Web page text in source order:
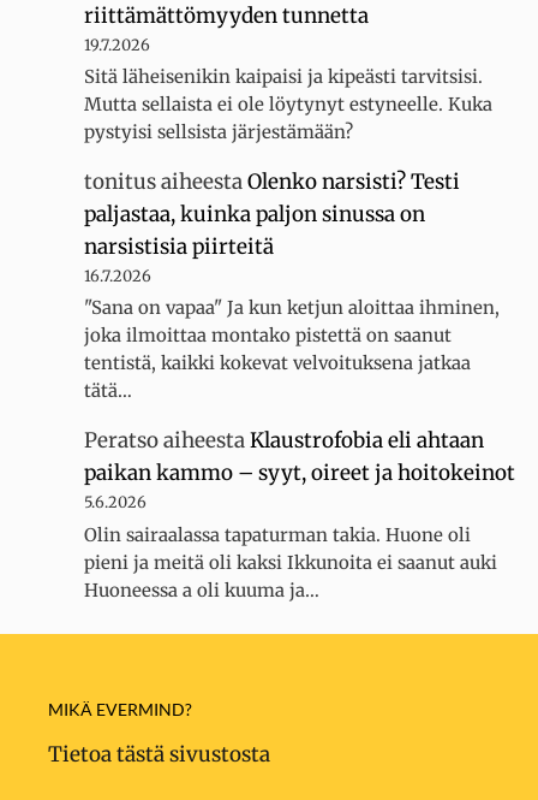
riittämättömyyden tunnetta
19.7.2026
Sitä läheisenikin kaipaisi ja kipeästi tarvitsisi.
Mutta sellaista ei ole löytynyt estyneelle. Kuka
pystyisi sellsista järjestämään?
tonitusaiheestaOlenko narsisti? Testi
paljastaa, kuinka paljon sinussa on
narsistisia piirteitä
16.7.2026
"Sana on vapaa" Ja kun ketjun aloittaa ihminen,
joka ilmoittaa montako pistettä on saanut
tentistä, kaikki kokevat velvoituksena jatkaa
tätä…
PeratsoaiheestaKlaustrofobia eli ahtaan
paikan kammo – syyt, oireet ja hoitokeinot
5.6.2026
Olin sairaalassa tapaturman takia. Huone oli
pieni ja meitä oli kaksi Ikkunoita ei saanut auki
Huoneessa a oli kuuma ja…
MIKÄ EVERMIND?
Tietoa tästä sivustosta